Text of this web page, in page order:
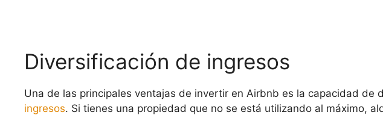
Diversificación de ingresos
Una de las principales ventajas de invertir en Airbnb es la capacidad de
ingresos. Si tienes una propiedad que no se está utilizando al máximo,